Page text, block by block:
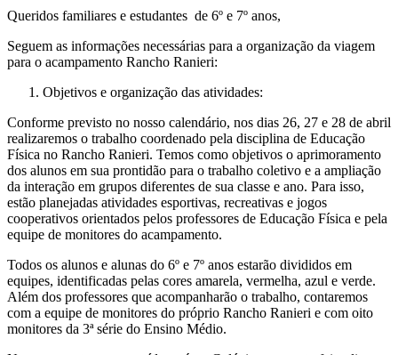
Queridos familiares e estudantes de 6º e 7º anos,
Seguem as informações necessárias para a organização da viagem
para o acampamento Rancho Ranieri:
Objetivos e organização das atividades:
Conforme previsto no nosso calendário, nos dias 26, 27 e 28 de abril
realizaremos o trabalho coordenado pela disciplina de Educação
Física no Rancho Ranieri. Temos como objetivos o aprimoramento
dos alunos em sua prontidão para o trabalho coletivo e a ampliação
da interação em grupos diferentes de sua classe e ano. Para isso,
estão planejadas atividades esportivas, recreativas e jogos
cooperativos orientados pelos professores de Educação Física e pela
equipe de monitores do acampamento.
Todos os alunos e alunas do 6º e 7º anos estarão divididos em
equipes, identificadas pelas cores amarela, vermelha, azul e verde.
Além dos professores que acompanharão o trabalho, contaremos
com a equipe de monitores do próprio Rancho Ranieri e com oito
monitores da 3ª série do Ensino Médio.